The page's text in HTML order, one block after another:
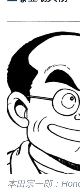
本田宗一郎：